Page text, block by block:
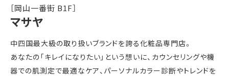
［岡山一番街 B1F］
マサヤ
中四国最大級の取り扱いブランドを誇る化粧品専門店。
あなたの「キレイになりたい」という想いに、カウンセリングや機
器での肌測定で最適なケア、パーソナルカラー診断やトレンドを